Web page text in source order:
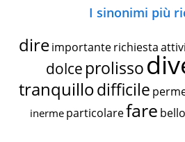
I sinonimi più
dire importante richiesta
dolce prolisso
tranquillodifficile
inerme particolarefare bello